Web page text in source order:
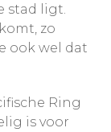
stad ligt.
zo
ook wel dat
Ring
is voor